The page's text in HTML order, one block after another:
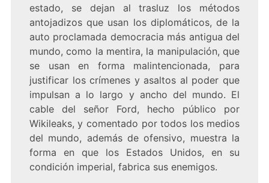
estado, se dejan al trasluz los métodos
antojadizos que usan los diplomáticos, de la
auto proclamada democracia más antigua del
mundo, como la mentira, la manipulación, que
se usan en forma malintencionada, para
justificar los crímenes y asaltos al poder que
impulsan a lo largo y ancho del mundo. El
cable del señor Ford, hecho público por
Wikileaks, y comentado por todos los medios
del mundo, además de ofensivo, muestra la
forma en que los Estados Unidos, en su
condición imperial, fabrica sus enemigos.